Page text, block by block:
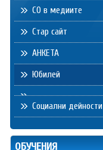
СО в медиите
Стар сайт
АНКЕТА
Юбилей
Социални дейности
ОБУЧЕНИЯ